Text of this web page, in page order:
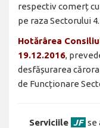
respectiv comerț
pe raza Sectorului 4.
Hotărârea
19.12.2016,
desfășurarea
de Funcționare
Serviciile JF se